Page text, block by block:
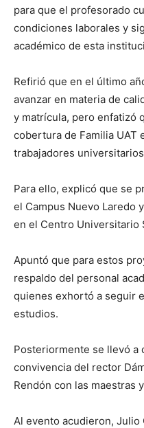
para que el profesorado
condiciones laborales y
académico de esta
Refirió que en el último
avanzar en materia de
y matrícula, pero enfatizó
cobertura de Familia UAT
trabajadores
Para ello, explicó que se
el Campus Nuevo Laredo
en el Centro Universitario
Apuntó que para estos
respaldo del personal
quienes exhortó a seguir
estudios.
Posteriormente se llevó a
convivencia del rector
Rendón con las maestras
Al evento acudieron, Julio